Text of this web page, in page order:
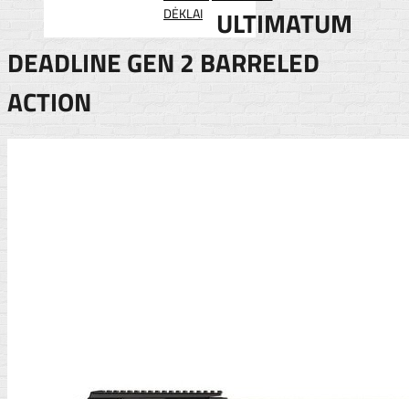
DĖKLAI
ULTIMATUM
DEADLINE GEN 2 BARRELED
ACTION